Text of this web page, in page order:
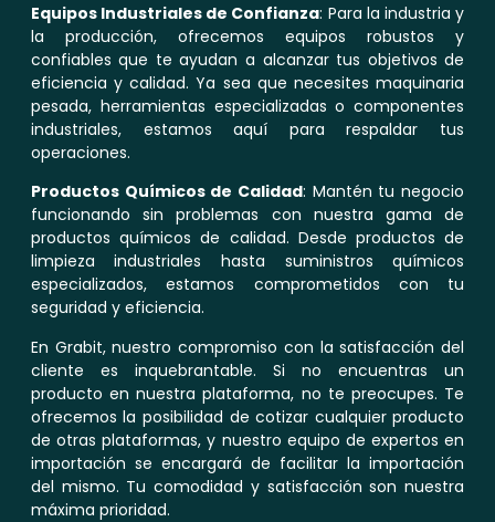
Equipos Industriales de Confianza: Para la industria y
la producción, ofrecemos equipos robustos y
confiables que te ayudan a alcanzar tus objetivos de
eficiencia y calidad. Ya sea que necesites maquinaria
pesada, herramientas especializadas o componentes
industriales, estamos aquí para respaldar tus
operaciones.
Productos Químicos de Calidad: Mantén tu negocio
funcionando sin problemas con nuestra gama de
productos químicos de calidad. Desde productos de
limpieza industriales hasta suministros químicos
especializados, estamos comprometidos con tu
seguridad y eficiencia.
En Grabit, nuestro compromiso con la satisfacción del
cliente es inquebrantable. Si no encuentras un
producto en nuestra plataforma, no te preocupes. Te
ofrecemos la posibilidad de cotizar cualquier producto
de otras plataformas, y nuestro equipo de expertos en
importación se encargará de facilitar la importación
del mismo. Tu comodidad y satisfacción son nuestra
máxima prioridad.